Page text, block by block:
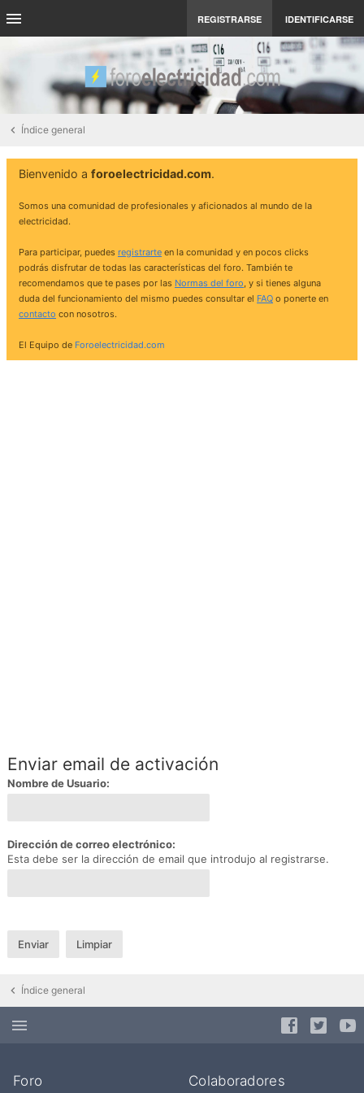
REGISTRARSE IDENTIFICARSE
Índice general
Bienvenido a foroelectricidad.com.
Somos una comunidad de profesionales y aficionados al mundo de la
electricidad.
Para participar, puedes registrarte en la comunidad y en pocos clicks
podrás disfrutar de todas las características del foro. También te
recomendamos que te pases por las Normas del foro, y si tienes alguna
duda del funcionamiento del mismo puedes consultar el FAQ o ponerte en
contacto con nosotros.
El Equipo de Foroelectricidad.com
Enviar email de activación
Nombre de Usuario:
Dirección de correo electrónico:
Esta debe ser la dirección de email que introdujo al registrarse.
Índice general
Foro Colaboradores